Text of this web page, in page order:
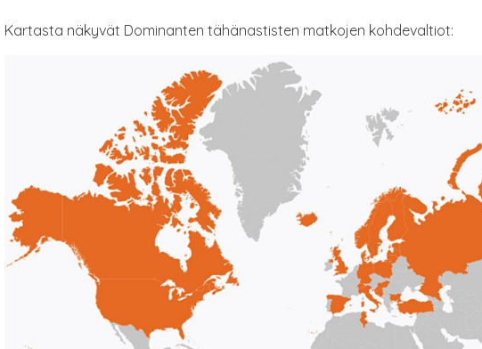
Kar­tas­ta näky­vät Domi­nan­ten tähä­nas­tis­ten mat­ko­jen kohdevaltiot: